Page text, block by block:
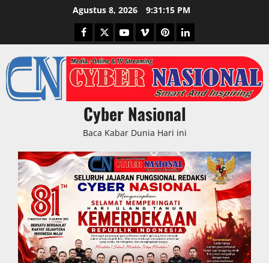
Agustus 8, 2026 9:31:16 PM
Facebook
TwitterYoutubeVimeoPinterestLinkedIn
Cyber Nasional
Baca Kabar Dunia Hari ini